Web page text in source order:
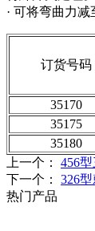
· 可将弯曲力减
订货号码
35170
35175
35180
上一个： 456
下一个： 326
热门产品